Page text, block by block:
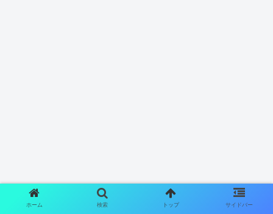
ホーム 検索 トップ サイドバー